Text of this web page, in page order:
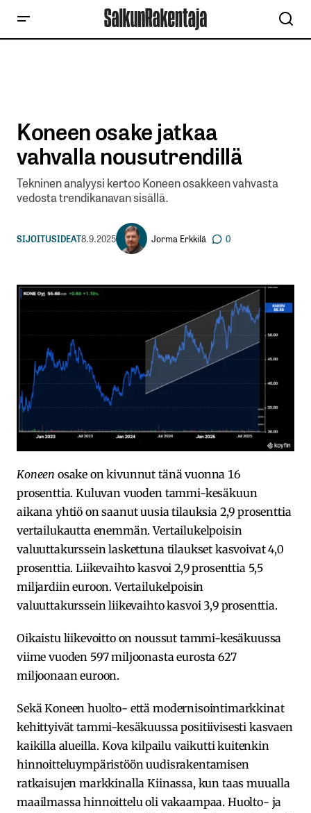
Koneen osake jatkaa
vahvalla nousutrendillä
Tekninen analyysi kertoo Koneen osakkeen vahvasta
vedosta trendikanavan sisällä.
SIJOITUSIDEAT8.9.2025 Jorma Erkkilä 0
Koneen osake on kivunnut tänä vuonna 16
prosenttia. Kuluvan vuoden tammi-kesäkuun
aikana yhtiö on saanut uusia tilauksia 2,9 prosenttia
vertailukautta enemmän. Vertailukelpoisin
valuuttakurssein laskettuna tilaukset kasvoivat 4,0
prosenttia. Liikevaihto kasvoi 2,9 prosenttia 5,5
miljardiin euroon. Vertailukelpoisin
valuuttakurssein liikevaihto kasvoi 3,9 prosenttia.
Oikaistu liikevoitto on noussut tammi-kesäkuussa
viime vuoden 597 miljoonasta eurosta 627
miljoonaan euroon.
Sekä Koneen huolto- että modernisointimarkkinat
kehittyivät tammi-kesäkuussa positiivisesti kasvaen
kaikilla alueilla. Kova kilpailu vaikutti kuitenkin
hinnoitteluympäristöön uudisrakentamisen
ratkaisujen markkinalla Kiinassa, kun taas muualla
maailmassa hinnoittelu oli vakaampaa. Huolto- ja